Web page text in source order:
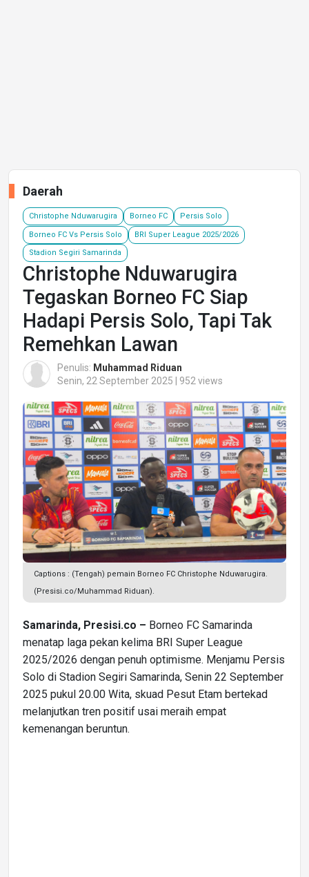
Daerah
Christophe Nduwarugira Borneo FC Persis Solo
Borneo FC Vs Persis Solo BRI Super League 2025/2026
Stadion Segiri Samarinda
Christophe Nduwarugira
Tegaskan Borneo FC Siap
Hadapi Persis Solo, Tapi Tak
Remehkan Lawan
Penulis: Muhammad Riduan
Senin, 22 September 2025 | 952 views
Captions : (Tengah) pemain Borneo FC Christophe Nduwarugira.
(Presisi.co/Muhammad Riduan).
Samarinda, Presisi.co – Borneo FC Samarinda
menatap laga pekan kelima BRI Super League
2025/2026 dengan penuh optimisme. Menjamu Persis
Solo di Stadion Segiri Samarinda, Senin 22 September
2025 pukul 20.00 Wita, skuad Pesut Etam bertekad
melanjutkan tren positif usai meraih empat
kemenangan beruntun.